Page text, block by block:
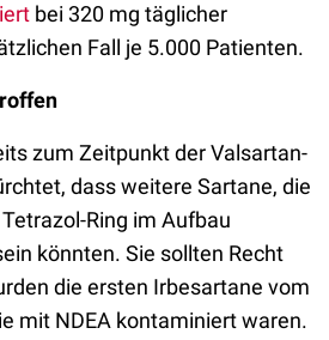
bei 320 mg täglicher
Fall je 5.000 Patienten.
zum Zeitpunkt der Valsartan-
dass weitere Sartane, die
Ring im Aufbau
könnten. Sie sollten Recht
die ersten Irbesartane vom
mit NDEA kontaminiert waren.